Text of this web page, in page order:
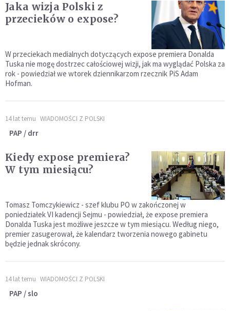
Jaka wizja Polski z
przecieków o expose?
W przeciekach medialnych dotyczących expose premiera Donalda
Tuska nie mogę dostrzec całościowej wizji, jak ma wyglądać Polska za
rok - powiedział we wtorek dziennikarzom rzecznik PiS Adam
Hofman.
14 lat temu WIADOMOŚCI Z POLSKI
PAP / drr
Kiedy expose premiera?
W tym miesiącu?
Tomasz Tomczykiewicz - szef klubu PO w zakończonej w
poniedziałek VI kadencji Sejmu - powiedział, że expose premiera
Donalda Tuska jest możliwe jeszcze w tym miesiącu. Według niego,
premier zasugerował, że kalendarz tworzenia nowego gabinetu
będzie jednak skrócony.
14 lat temu WIADOMOŚCI Z POLSKI
PAP / slo